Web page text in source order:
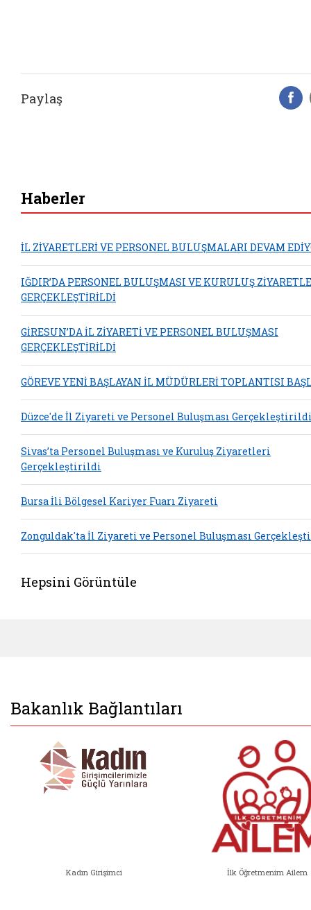
Paylaş
Haberler
İL ZİYARETLERİ VE PERSONEL BULUŞMALARI DEVAM
IĞDIR’DA PERSONEL BULUŞMASI VE KURULUŞ
GERÇEKLEŞTİRİLDİ
GİRESUN’DA İL ZİYARETİ VE PERSONEL BULUŞMASI
GERÇEKLEŞTİRİLDİ
GÖREVE YENİ BAŞLAYAN İL MÜDÜRLERİ TOPLANTISI
Düzce'de İl Ziyareti ve Personel Buluşması
Sivas’ta Personel Buluşması ve Kuruluş Ziyaretleri
Gerçekleştirildi
Bursa İli Bölgesel Kariyer Fuarı Ziyareti
Zonguldak'ta İl Ziyareti ve Personel Buluşması
Hepsini Görüntüle
Bakanlık Bağlantıları
Kadın Girişimci İlk Öğretmenim Ailem